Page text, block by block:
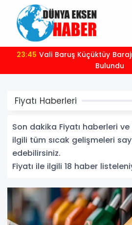
23:45
Bulundu
Fiyatı Haberleri
Son dakika Fiyatı haberleri
ilgili tüm sıcak gelişmeleri
edebilirsiniz.
Fiyatı ile ilgili 18 haber